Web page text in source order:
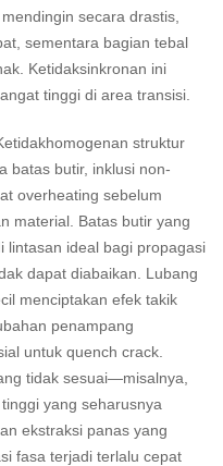
secara drastis,
sementara bagian tebal
Ketidaksinkronan ini
tinggi di area transisi.
struktur
batas butir, inklusi non-
overheating sebelum
material. Batas butir yang
lintasan ideal bagi propagasi
dapat diabaikan. Lubang
menciptakan efek takik
penampang
untuk quench crack.
tidak sesuai—misalnya,
yang seharusnya
ekstraksi panas yang
fasa terjadi terlalu cepat